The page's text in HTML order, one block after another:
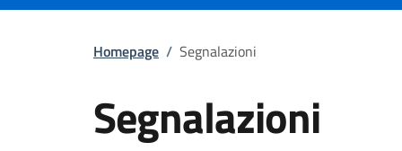
Homepage / Segnalazioni
Segnalazioni